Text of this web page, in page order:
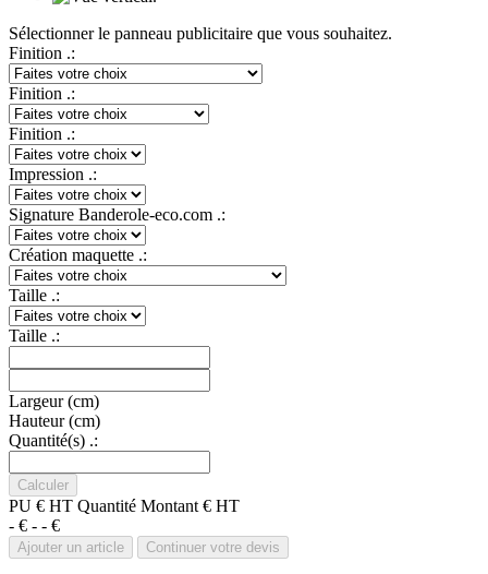
Sélectionner le panneau publicitaire que vous souhaitez.
Finition .:
Finition .:
Finition .:
Impression .:
Signature Banderole-eco.com .:
Création maquette .:
Taille .:
Taille .:
Largeur (cm)
Hauteur (cm)
Quantité(s) .:
PU € HT Quantité Montant € HT
- € - - €